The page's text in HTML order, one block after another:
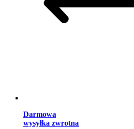
Darmowa
wysyłka zwrotna